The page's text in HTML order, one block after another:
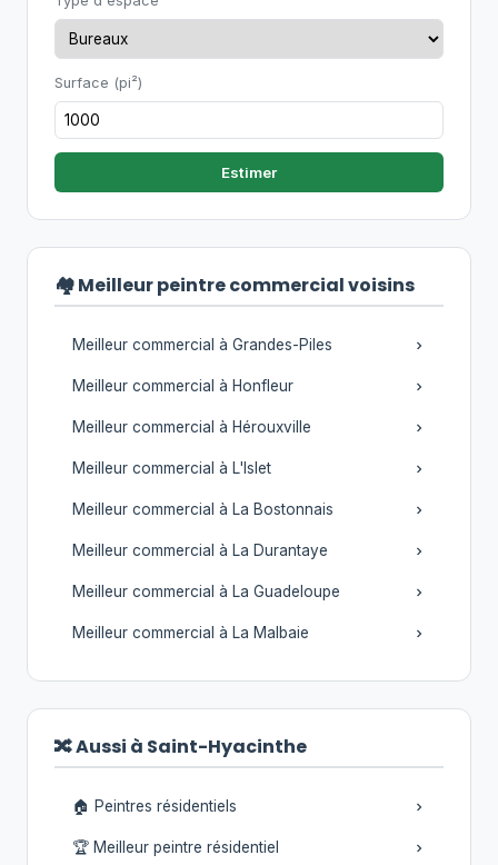
Surface (pi²)
Estimer
🏘️ Meilleur peintre commercial voisins
Meilleur commercial à Grandes-Piles
Meilleur commercial à Honfleur
Meilleur commercial à Hérouxville
Meilleur commercial à L'Islet
Meilleur commercial à La Bostonnais
Meilleur commercial à La Durantaye
Meilleur commercial à La Guadeloupe
Meilleur commercial à La Malbaie
🔀 Aussi à Saint-Hyacinthe
🏠 Peintres résidentiels
🏆 Meilleur peintre résidentiel